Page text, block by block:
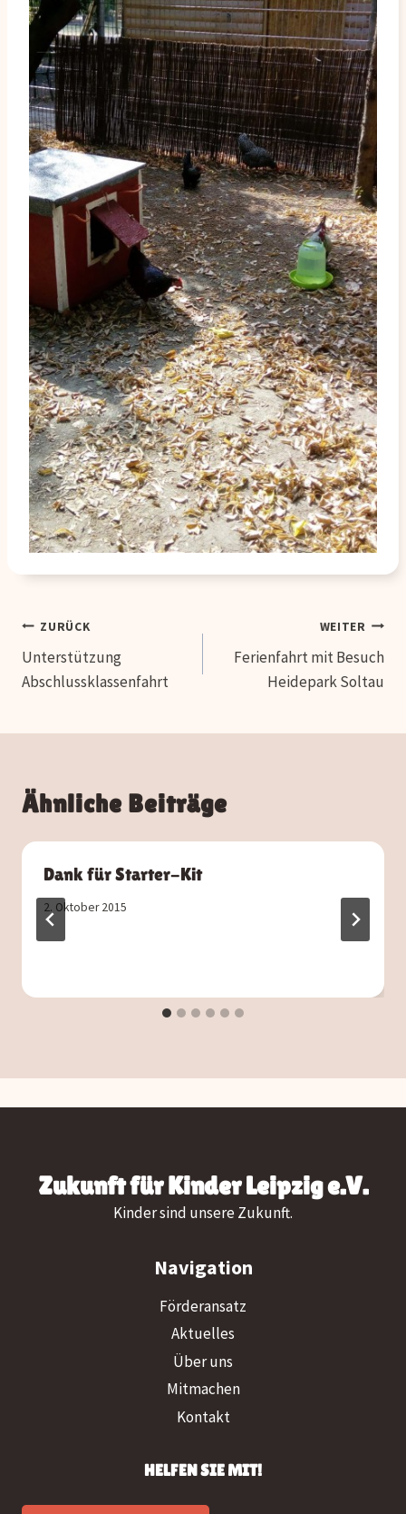
Beitragsnavigation
ZURÜCK
Unterstützung
Abschlussklassenfahrt
WEITER
Ferienfahrt mit Besuch
Heidepark Soltau
Ähnliche Beiträge
Dank für Starter-Kit
2. Oktober 2015
Zukunft für Kinder Leipzig e.V.
Kinder sind unsere Zukunft.
Navigation
Förderansatz
Aktuelles
Über uns
Mitmachen
Kontakt
HELFEN SIE MIT!